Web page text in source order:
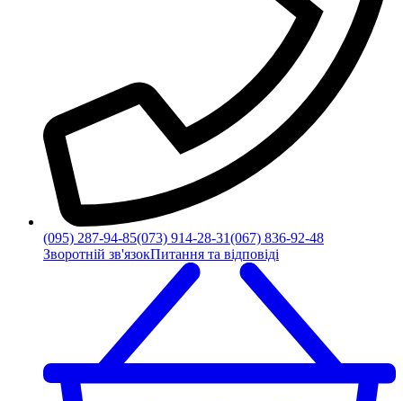
(095) 287-94-85(073) 914-28-31(067) 836-92-48
Зворотній зв'язокПитання та відповіді